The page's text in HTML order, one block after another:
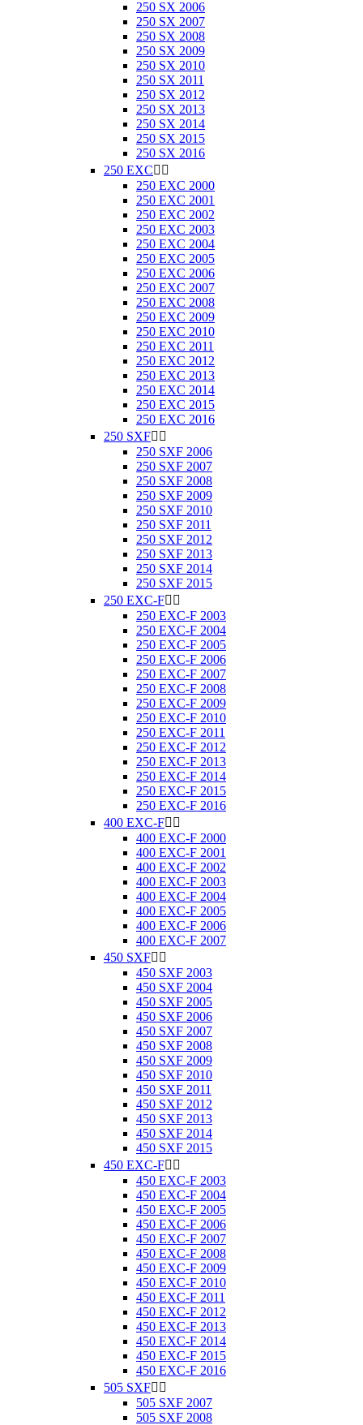
250 SX 2006
250 SX 2007
250 SX 2008
250 SX 2009
250 SX 2010
250 SX 2011
250 SX 2012
250 SX 2013
250 SX 2014
250 SX 2015
250 SX 2016
250 EXC 
250 EXC 2000
250 EXC 2001
250 EXC 2002
250 EXC 2003
250 EXC 2004
250 EXC 2005
250 EXC 2006
250 EXC 2007
250 EXC 2008
250 EXC 2009
250 EXC 2010
250 EXC 2011
250 EXC 2012
250 EXC 2013
250 EXC 2014
250 EXC 2015
250 EXC 2016
250 SXF 
250 SXF 2006
250 SXF 2007
250 SXF 2008
250 SXF 2009
250 SXF 2010
250 SXF 2011
250 SXF 2012
250 SXF 2013
250 SXF 2014
250 SXF 2015
250 EXC-F 
250 EXC-F 2003
250 EXC-F 2004
250 EXC-F 2005
250 EXC-F 2006
250 EXC-F 2007
250 EXC-F 2008
250 EXC-F 2009
250 EXC-F 2010
250 EXC-F 2011
250 EXC-F 2012
250 EXC-F 2013
250 EXC-F 2014
250 EXC-F 2015
250 EXC-F 2016
400 EXC-F 
400 EXC-F 2000
400 EXC-F 2001
400 EXC-F 2002
400 EXC-F 2003
400 EXC-F 2004
400 EXC-F 2005
400 EXC-F 2006
400 EXC-F 2007
450 SXF 
450 SXF 2003
450 SXF 2004
450 SXF 2005
450 SXF 2006
450 SXF 2007
450 SXF 2008
450 SXF 2009
450 SXF 2010
450 SXF 2011
450 SXF 2012
450 SXF 2013
450 SXF 2014
450 SXF 2015
450 EXC-F 
450 EXC-F 2003
450 EXC-F 2004
450 EXC-F 2005
450 EXC-F 2006
450 EXC-F 2007
450 EXC-F 2008
450 EXC-F 2009
450 EXC-F 2010
450 EXC-F 2011
450 EXC-F 2012
450 EXC-F 2013
450 EXC-F 2014
450 EXC-F 2015
450 EXC-F 2016
505 SXF 
505 SXF 2007
505 SXF 2008